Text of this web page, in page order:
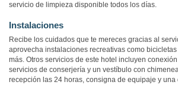
servicio de limpieza disponible todos los días.
Instalaciones
Recibe los cuidados que te mereces gracias al
aprovecha instalaciones recreativas como
más. Otros servicios de este hotel incluyen
servicios de conserjería y un vestíbulo con
recepción las 24 horas, consigna de equipaje y una